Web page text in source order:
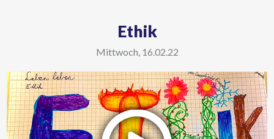
Ethik
Mittwoch, 16.02.22